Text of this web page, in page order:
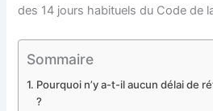
des 14 jours habituels du Code de
Sommaire
Pourquoi n’y a-t-il aucun délai de
?